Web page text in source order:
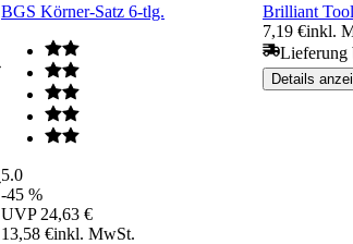
BGS Körner-Satz 6-tlg.
5.0
-45 %
UVP 24,63 €
13,58 €inkl. MwSt.
Brilliant
7,19 €inkl.
Lieferung
Details